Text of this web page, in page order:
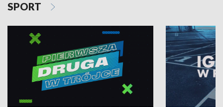
SPORT